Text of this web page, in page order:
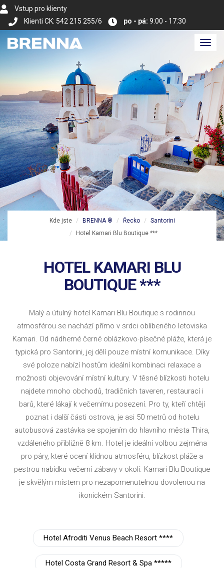
Vstup pro klienty
Klienti CK: 542 215 255/6
po - pá: 9:00 - 17:30
Kde jste BRENNA ® Řecko
Santorini
Hotel Kamari Blu Boutique ***
HOTEL KAMARI BLU
BOUTIQUE ***
Malý a útulný hotel Kamari Blu Boutique s rodinnou
atmosférou se nachází přímo v srdci oblíbeného letoviska
Kamari. Od nádherné černé oblázkovo-písečné pláže, která je
typická pro Santorini, jej dělí pouze místní komunikace. Díky
své poloze nabízí hostům ideální kombinaci relaxace a
možnosti objevování místní kultury. V těsné blízkosti hotelu
najdete mnoho obchodů, tradičních taveren, restaurací i
barů, které lákají k večernímu posezení. Pro ty, kteří chtějí
poznat i další části ostrova, je asi 50 metrů od hotelu
autobusová zastávka se spojením do hlavního města Thira,
vzdáleného přibližně 8 km. Hotel je ideální volbou zejména
pro páry, které ocení klidnou atmosféru, blízkost pláže a
pestrou nabídku večerní zábavy v okolí. Kamari Blu Boutique
je skvělým místem pro nezapomenutelnou dovolenou na
ikonickém Santorini.
Hotel Afroditi Venus Beach Resort ****
Hotel Costa Grand Resort & Spa *****